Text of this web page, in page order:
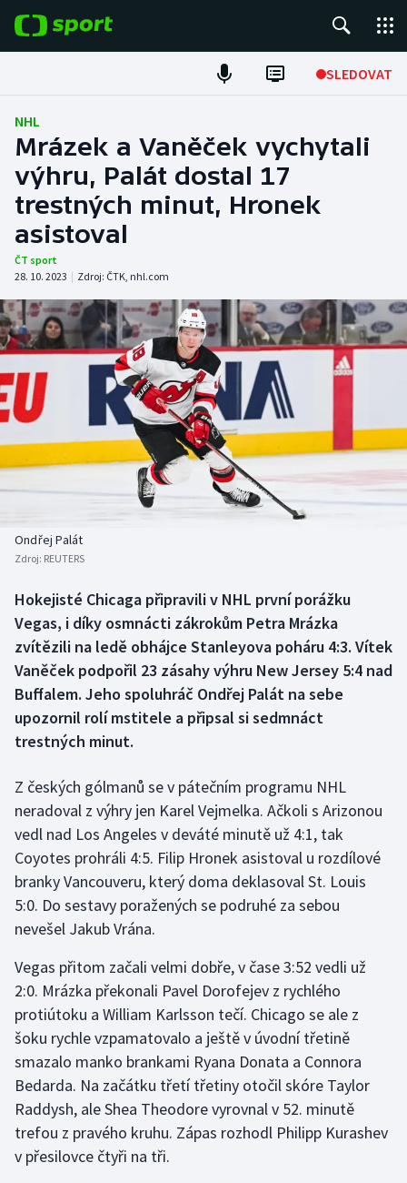
SLEDOVAT
Fotbal
Hokej
Tenis
Atletika
DALŠÍ SPORTY
Americký fotbal
Baseball a softbal
Basketbal
Boby a skeleton
Box
Curling
Dostihy
Florbal
Golf
Gymnastika
Házená
Judo
Krasobruslení
Lezení
Lyže a snowboard
Moderní pětiboj
NEPŘEHLÉDNĚTE
Soutěže
Historické návraty
Aplikace ČT sport
AZ kvíz
NHL
Mrázek a Vaněček vychytali
výhru, Palát dostal 17
trestných minut, Hronek
asistoval
ČT sport
28. 10. 2023 | Zdroj: ČTK, nhl.com
Ondřej Palát
Zdroj: REUTERS
Hokejisté Chicaga připravili v NHL první porážku
Vegas, i díky osmnácti zákrokům Petra Mrázka
zvítězili na ledě obhájce Stanleyova poháru 4:3. Vítek
Vaněček podpořil 23 zásahy výhru New Jersey 5:4 nad
Buffalem. Jeho spoluhráč Ondřej Palát na sebe
upozornil rolí mstitele a připsal si sedmnáct
trestných minut.
Z českých gólmanů se v pátečním programu NHL
neradoval z výhry jen Karel Vejmelka. Ačkoli s Arizonou
vedl nad Los Angeles v deváté minutě už 4:1, tak
Coyotes prohráli 4:5. Filip Hronek asistoval u rozdílové
branky Vancouveru, který doma deklasoval St. Louis
5:0. Do sestavy poražených se podruhé za sebou
nevešel Jakub Vrána.
Vegas přitom začali velmi dobře, v čase 3:52 vedli už
2:0. Mrázka překonali Pavel Dorofejev z rychlého
protiútoku a William Karlsson tečí. Chicago se ale z
šoku rychle vzpamatovalo a ještě v úvodní třetině
smazalo manko brankami Ryana Donata a Connora
Bedarda. Na začátku třetí třetiny otočil skóre Taylor
Raddysh, ale Shea Theodore vyrovnal v 52. minutě
trefou z pravého kruhu. Zápas rozhodl Philipp Kurashev
v přesilovce čtyři na tři.